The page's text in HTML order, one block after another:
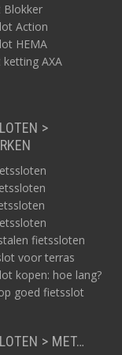
Blokker
Action
HEMA
ketting AXA
>
fietssloten
voor terras
kopen: hoe lang?
goed fietsslot
> MET…